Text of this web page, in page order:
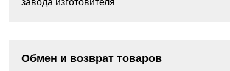
Обмен и возврат товаров